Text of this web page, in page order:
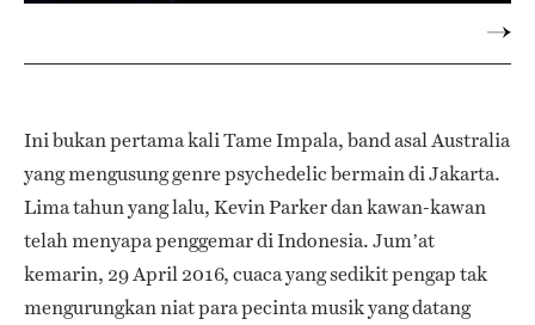
Ini bukan pertama kali Tame Impala, band asal Australia
yang mengusung genre psychedelic bermain di Jakarta.
Lima tahun yang lalu, Kevin Parker dan kawan-kawan
telah menyapa penggemar di Indonesia. Jum’at
kemarin, 29 April 2016, cuaca yang sedikit pengap tak
mengurungkan niat para pecinta musik yang datang